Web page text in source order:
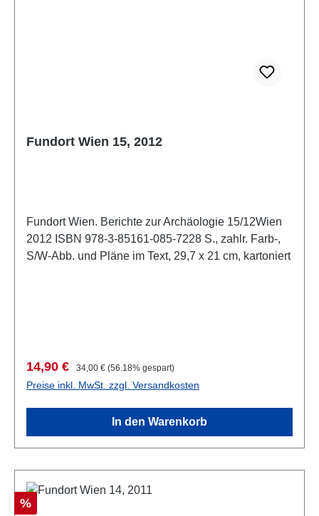
Fundort Wien 15, 2012
Fundort Wien. Berichte zur Archäologie 15/12Wien
2012 ISBN 978-3-85161-085-7228 S., zahlr. Farb-,
S/W-Abb. und Pläne im Text, 29,7 x 21 cm, kartoniert
Verkaufspreis:
14,90 € Regulärer Preis:
34,00 € (56.18% gespart)
Preise inkl. MwSt. zzgl. Versandkosten
In den Warenkorb
Rabatt
%